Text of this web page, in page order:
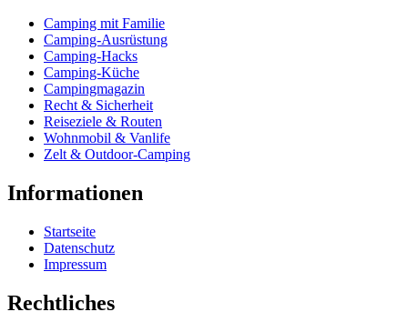
Camping mit Familie
Camping-Ausrüstung
Camping-Hacks
Camping-Küche
Campingmagazin
Recht & Sicherheit
Reiseziele & Routen
Wohnmobil & Vanlife
Zelt & Outdoor-Camping
Informationen
Startseite
Datenschutz
Impressum
Rechtliches